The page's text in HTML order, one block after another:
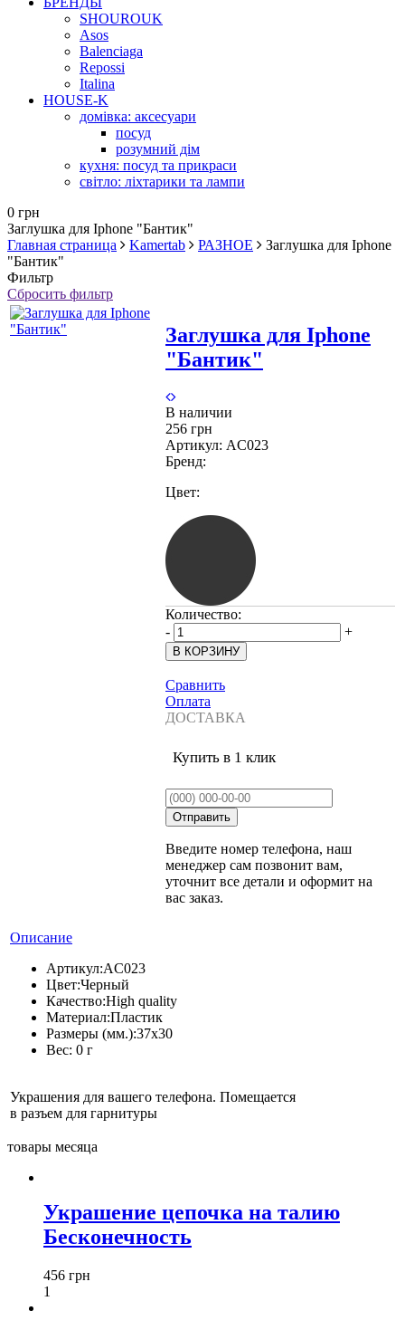
SHOUROUK
Asos
Balenciaga
Repossi
Italina
HOUSE-K
домівка: аксесуари
посуд
розумний дім
кухня: посуд та прикраси
світло: ліхтарики та лампи
0 грн
Заглушка для Iphone "Бантик"
Главная страница
Kamertab РАЗНОЕ
Заглушка для Iphone
"Бантик"
Фильтр
Сбросить фильтр
Заглушка для Iphone
"Бантик"
В наличии
256 грн
Артикул: AC023
Бренд:
Цвет:
Количество:
-
+
Сравнить
Оплата
ДОСТАВКА
Купить в 1 клик
Введите номер телефона, наш
менеджер сам позвонит вам,
уточнит все детали и оформит на
вас заказ.
Описание
Артикул:AC023
Цвет:Черный
Качество:High quality
Материал:Пластик
Размеры (мм.):37x30
Вес: 0 г
Украшения для вашего телефона. Помещается
в разъем для гарнитуры
товары месяца
Украшение цепочка на талию
Бесконечность
456 грн
1